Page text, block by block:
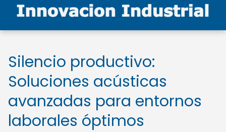
Silencio productivo:
Soluciones acústicas
avanzadas para entornos
laborales óptimos